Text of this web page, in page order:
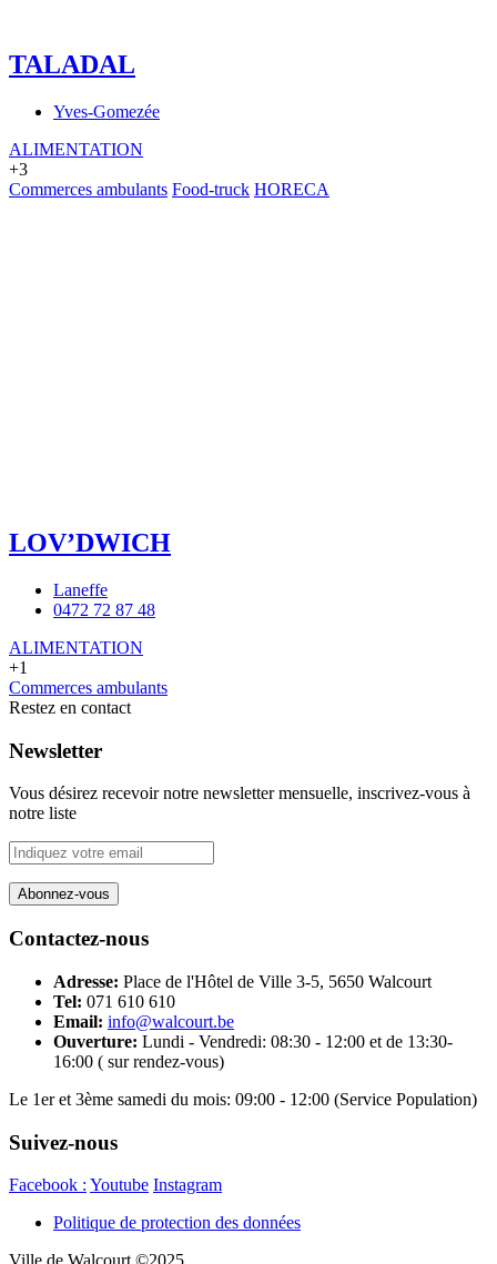
TALADAL
Yves-Gomezée
ALIMENTATION
+3
Commerces ambulants Food-truck HORECA
LOV’DWICH
Laneffe
0472 72 87 48
ALIMENTATION
+1
Commerces ambulants
Restez en contact
Newsletter
Vous désirez recevoir notre newsletter mensuelle, inscrivez-vous à
notre liste
Contactez-nous
Adresse: Place de l'Hôtel de Ville 3-5, 5650 Walcourt
Tel: 071 610 610
Email: info@walcourt.be
Ouverture: Lundi - Vendredi: 08:30 - 12:00 et de 13:30-
16:00 ( sur rendez-vous)
Le 1er et 3ème samedi du mois: 09:00 - 12:00 (Service Population)
Suivez-nous
Facebook : Youtube Instagram
Politique de protection des données